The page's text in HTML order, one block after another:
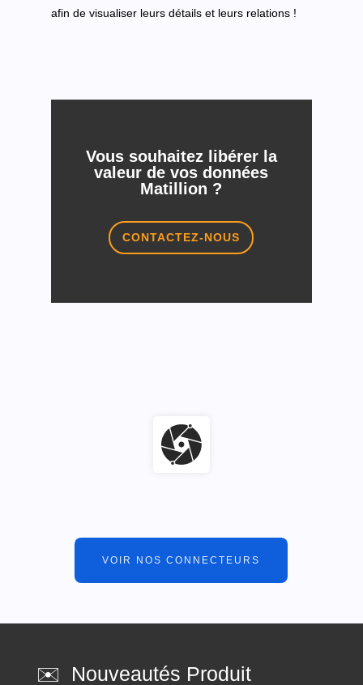
afin de visualiser leurs détails et leurs relations !
Vous souhaitez libérer la
valeur de vos données
Matillion ?
CONTACTEZ-NOUS
VOIR NOS CONNECTEURS
✉️ Nouveautés Produit